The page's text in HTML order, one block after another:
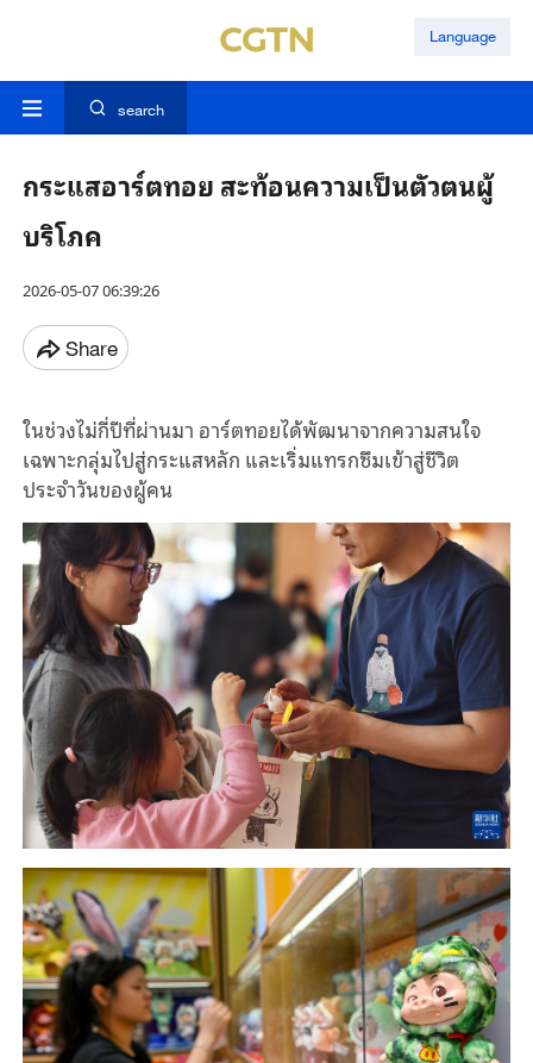
Language
search
กระแสอาร์ตทอย สะท้อนความเป็นตัวตนผู้
บริโภค
2026-05-07 06:39:26
Share
ในช่วงไม่กี่ปีที่ผ่านมา อาร์ตทอยได้พัฒนาจากความสนใจ
เฉพาะกลุ่มไปสู่กระแสหลัก และเริ่มแทรกซึมเข้าสู่ชีวิต
ประจำวันของผู้คน